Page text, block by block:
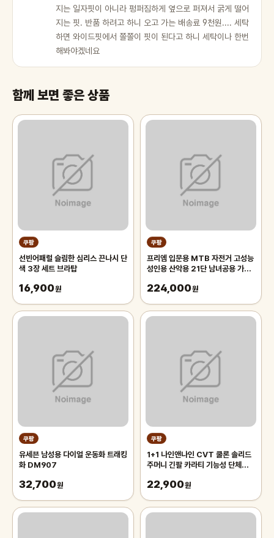
지는 일자핏이 아니라 펑퍼짐하게 옆으로 퍼져서 굵게 떨어
지는 핏. 반품 하려고 하니 오고 가는 배송료 9천원.... 세탁
하면 와이드핏에서 쫄쫄이 핏이 된다고 하니 세탁이나 한번
해봐야겠네요
함께 보면 좋은 상품
쿠팡
선빈어패럴 슬림한 심리스 끈나시 단
색 3장 세트 브라탑
16,900원
쿠팡
프리엠 입문용 MTB 자전거 고성능
성인용 산악용 21단 남녀공용 가성
175cm, 그레이 오렌지/21단/26
224,000원
쿠팡
유세븐 남성용 다이얼 운동화 트래킹
화 DM907
32,700원
쿠팡
1+1 나인앤나인 CVT 쿨론 솔리드
주머니 긴팔 카라티 기능성 단체복
22,900원